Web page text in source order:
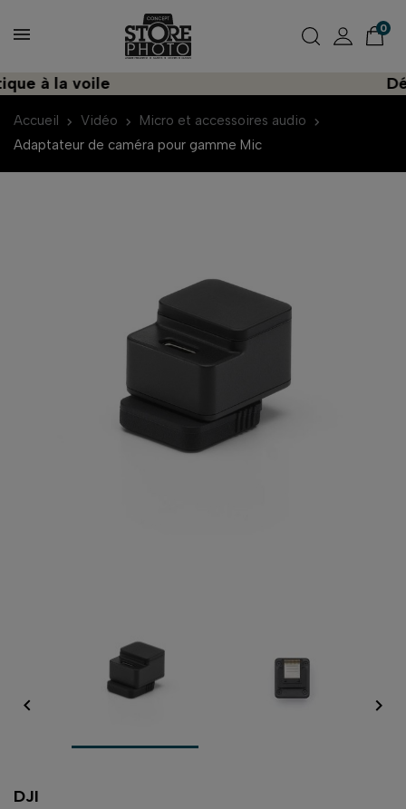
0
à la voile
Accueil Vidéo
Micro et accessoires audio
Adaptateur de caméra pour gamme Mic
 
DJI